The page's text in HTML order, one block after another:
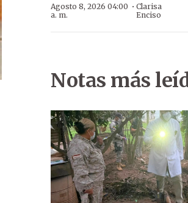
Agosto 8, 2026 04:00
a. m.
· Clarisa
Enciso
Notas más